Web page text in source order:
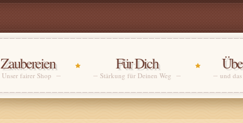
Zaubereien
Unser fairer Shop
Für Dich
Stärkung für Deinen Weg und